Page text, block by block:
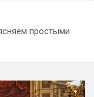
простыми